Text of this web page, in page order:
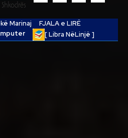
Marinaj
FJALA e LIRË
[ Libra NëLinjë ]